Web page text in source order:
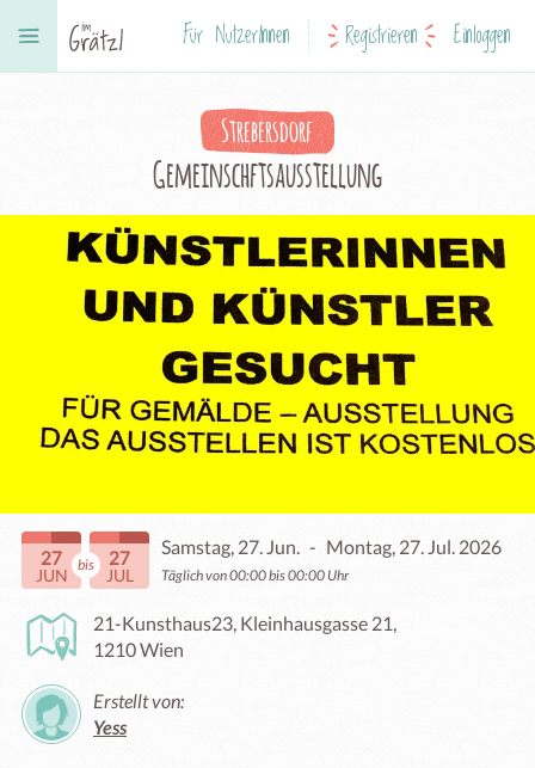
Für NutzerInnen Registrieren Einloggen
Strebersdorf
Gemeinschftsausstellung
27
JUN
bis 27
JUL
Samstag, 27. Jun. - Montag, 27. Jul. 2026
Täglich von 00:00 bis 00:00 Uhr
21-Kunsthaus23, Kleinhausgasse 21,
1210 Wien
Erstellt von:
Yess